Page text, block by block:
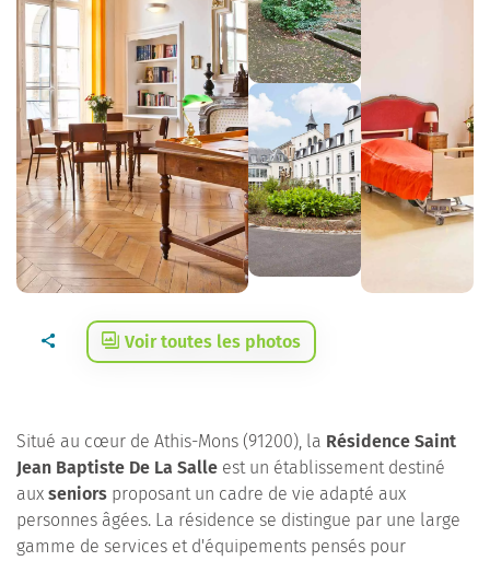
Voir toutes les photos
Situé au cœur de Athis-Mons (91200), la Résidence Saint
Jean Baptiste De La Salle est un établissement destiné
aux seniors proposant un cadre de vie adapté aux
personnes âgées. La résidence se distingue par une large
gamme de services et d'équipements pensés pour